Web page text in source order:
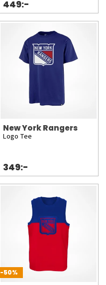
449:-
New York Rangers
Logo Tee
349:-
-50%